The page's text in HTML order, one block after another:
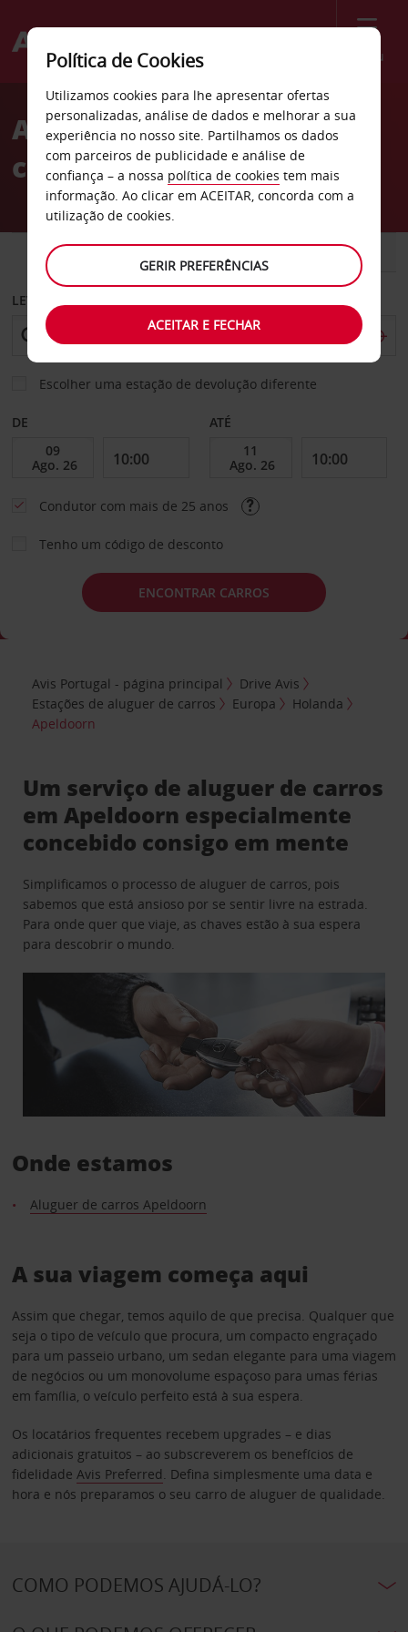
Menu
Welcome
AvisAluguer de
carros Apeldoorn
CARRO COMERCIAIS
LEVANTAR EM
Escolher uma estação de devolução diferente
DE ATÉ
Condutor com mais de 25 anos
Tenho um código de desconto
ENCONTRAR CARROS
Avis Portugal - página principal
Drive Avis
Estações de aluguer de carros
Europa
Holanda
Apeldoorn
Um serviço de aluguer de carros
em Apeldoorn especialmente
concebido consigo em mente
Simplificamos o processo de aluguer de carros, pois
sabemos que está ansioso por se sentir livre na estrada.
Para onde quer que viaje, as chaves estão à sua espera
para descobrir o mundo.
Onde estamos
Aluguer de carros Apeldoorn
A sua viagem começa aqui
Assim que chegar, temos aquilo de que precisa. Qualquer que
seja o tipo de veículo que procura, um compacto engraçado
para um passeio urbano, um sedan elegante para uma viagem
de negócios ou um monovolume espaçoso para umas férias
em família, o veículo perfeito está à sua espera.
Os locatários frequentes recebem upgrades – e dias
adicionais gratuitos – ao subscreverem os benefícios de
fidelidade Avis Preferred. Defina simplesmente uma data e
hora e nós preparamos o seu carro de aluguer de qualidade.
COMO PODEMOS AJUDÁ-LO?
Política de Cookies
Utilizamos cookies para lhe apresentar ofertas
personalizadas, análise de dados e melhorar a sua
experiência no nosso site. Partilhamos os dados
com parceiros de publicidade e análise de
confiança – a nossa política de cookies tem mais
informação. Ao clicar em ACEITAR, concorda com a
utilização de cookies.
GERIR PREFERÊNCIAS
ACEITAR E FECHAR